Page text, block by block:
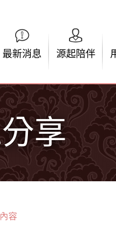
最新消息 源起陪伴
享
容